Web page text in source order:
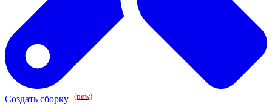
Создать сборку (new)